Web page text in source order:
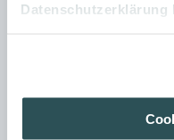
Datenschutzerklärung
Abonnieren Sie